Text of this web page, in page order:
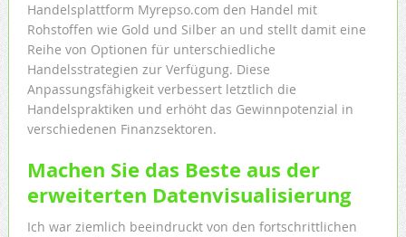
Handelsplattform Myrepso.com den Handel mit
Rohstoffen wie Gold und Silber an und stellt damit eine
Reihe von Optionen für unterschiedliche
Handelsstrategien zur Verfügung. Diese
Anpassungsfähigkeit verbessert letztlich die
Handelspraktiken und erhöht das Gewinnpotenzial in
verschiedenen Finanzsektoren.
Machen Sie das Beste aus der
erweiterten Datenvisualisierung
Ich war ziemlich beeindruckt von den fortschrittlichen